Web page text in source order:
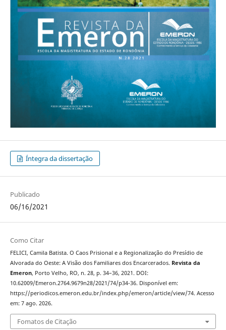
Íntegra da dissertação
Publicado
06/16/2021
Como Citar
FELICI, Camila Batista. O Caos Prisional e a Regionalização do Presídio de
Alvorada do Oeste: A Visão dos Familiares dos Encarcerados. Revista da
Emeron, Porto Velho, RO, n. 28, p. 34–36, 2021. DOI:
10.62009/Emeron.2764.9679n28/2021/74/p34-36. Disponível em:
https://periodicos.emeron.edu.br/index.php/emeron/article/view/74. Acesso
em: 7 ago. 2026.
Fomatos de Citação